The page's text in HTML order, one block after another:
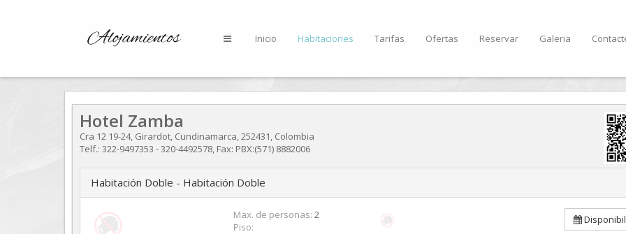
Inicio Habitaciones Tarifas Ofertas Reservar Galeria
Hotel Zamba
Cra 12 19-24, Girardot, Cundinamarca,252431, Colombia
Telf.: 322-9497353 - 320-4492578, Fax: PBX:(571) 8882006
Habitación Doble - Habitación Doble
Max. de personas: 2
Piso: